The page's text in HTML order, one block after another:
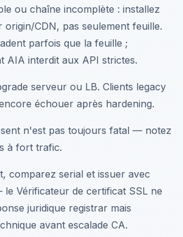
ou chaîne incomplète : installez
origin/CDN, pas seulement feuille.
parfois que la feuille ;
AIA interdit aux API strictes.
serveur ou LB. Clients legacy
échouer après hardening.
n'est pas toujours fatal — notez
à fort trafic.
comparez serial et issuer avec
Vérificateur de certificat SSL ne
juridique registrar mais
avant escalade CA.